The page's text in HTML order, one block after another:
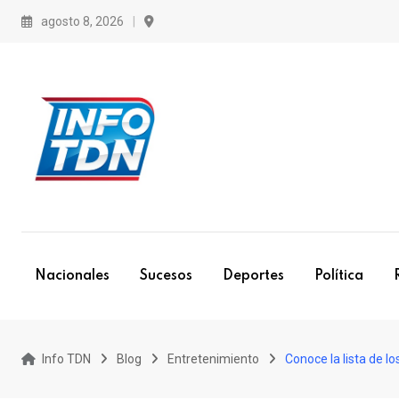
agosto 8, 2026
Nacionales Sucesos Deportes Política
Info TDN Blog Entretenimiento Conoce la lista de